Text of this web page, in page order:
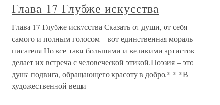
Глава 17 Глубже искусства
Глава 17 Глубже искусства Сказать от души, от себя
самого и полным голосом – вот единственная мораль
писателя.Но все-таки большими и великими артистов
делает их встреча с человеческой этикой.Поэзия – это
душа подвига, обращающего красоту в добро.* * *В
художественной вещи